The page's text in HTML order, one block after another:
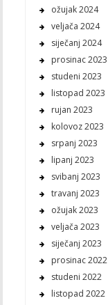
ožujak 2024
veljača 2024
siječanj 2024
prosinac 2023
studeni 2023
listopad 2023
rujan 2023
kolovoz 2023
srpanj 2023
lipanj 2023
svibanj 2023
travanj 2023
ožujak 2023
veljača 2023
siječanj 2023
prosinac 2022
studeni 2022
listopad 2022